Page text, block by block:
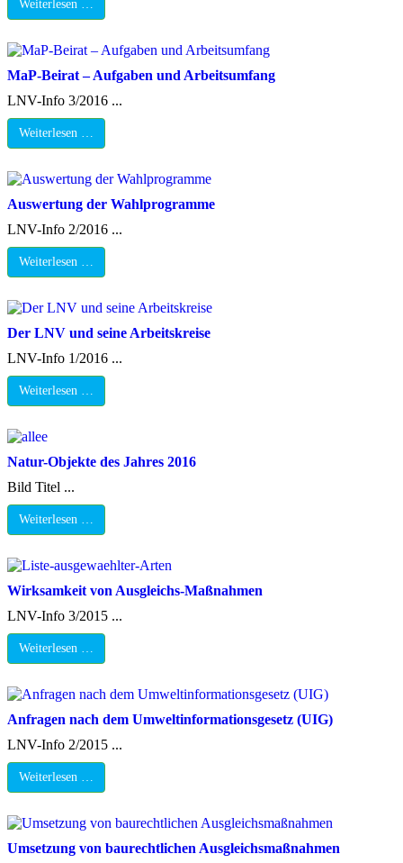
Weiterlesen …
MaP-Beirat – Aufgaben und Arbeitsumfang
LNV-Info 3/2016 ...
Weiterlesen …
Auswertung der Wahlprogramme
LNV-Info 2/2016 ...
Weiterlesen …
Der LNV und seine Arbeitskreise
LNV-Info 1/2016 ...
Weiterlesen …
Natur-Objekte des Jahres 2016
Bild Titel ...
Weiterlesen …
Wirksamkeit von Ausgleichs-Maßnahmen
LNV-Info 3/2015 ...
Weiterlesen …
Anfragen nach dem Umweltinformationsgesetz (UIG)
LNV-Info 2/2015 ...
Weiterlesen …
Umsetzung von baurechtlichen Ausgleichsmaßnahmen